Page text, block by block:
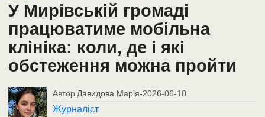
У Мирівській громаді
працюватиме мобільна
клініка: коли, де і які
обстеження можна пройти
Автор Давидова Марія-2026-06-10
Журналіст